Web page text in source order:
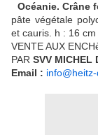
Océanie. Crâne
pâte végétale
et cauris. h : 16 cm
VENTE AUX
PAR SVV MICHEL
Email :